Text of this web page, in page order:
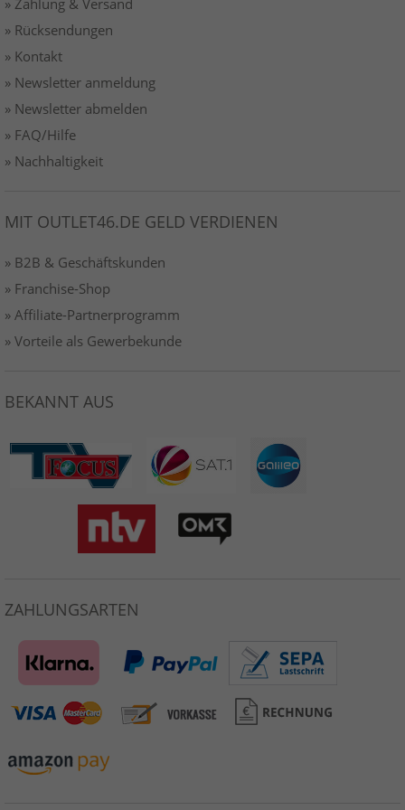
» Rücksendungen
» Kontakt
» Newsletter anmeldung
» Newsletter abmelden
» FAQ/Hilfe
» Nachhaltigkeit
MIT OUTLET46.DE GELD VERDIENEN
» B2B & Geschäftskunden
» Franchise-Shop
» Affiliate-Partnerprogramm
» Vorteile als Gewerbekunde
BEKANNT AUS
ZAHLUNGSARTEN